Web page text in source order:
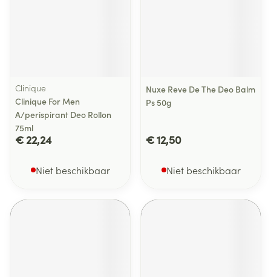
Clinique
Clinique For Men
A/perispirant Deo Rollon
75ml
€ 22,24
Niet beschikbaar
Nuxe Reve De The Deo Balm
Ps 50g
€ 12,50
Niet beschikbaar